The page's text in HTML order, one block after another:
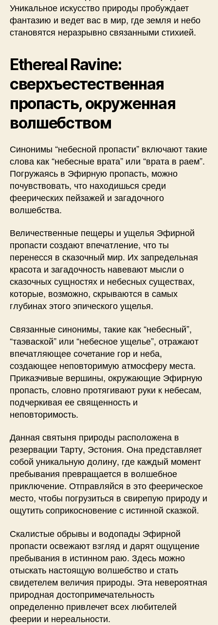
Уникальное искусство природы пробуждает
фантазию и ведет вас в мир, где земля и небо
становятся неразрывно связанными стихией.
Ethereal Ravine:
сверхъестественная
пропасть, окруженная
волшебством
Синонимы “небесной пропасти” включают такие
слова как “небесные врата” или “врата в раем”.
Погружаясь в Эфирную пропасть, можно
почувствовать, что находишься среди
феерических пейзажей и загадочного
волшебства.
Величественные пещеры и ущелья Эфирной
пропасти создают впечатление, что ты
перенесся в сказочный мир. Их запредельная
красота и загадочность навевают мысли о
сказочных сущностях и небесных существах,
которые, возможно, скрываются в самых
глубинах этого эпического ущелья.
Связанные синонимы, такие как “небесный”,
“таэваской” или “небесное ущелье”, отражают
впечатляющее сочетание гор и неба,
создающее неповторимую атмосферу места.
Приказчивые вершины, окружающие Эфирную
пропасть, словно протягивают руки к небесам,
подчеркивая ее священность и
неповторимость.
Данная святыня природы расположена в
резервации Тарту, Эстония. Она представляет
собой уникальную долину, где каждый момент
пребывания превращается в волшебное
приключение. Отправляйся в это феерическое
место, чтобы погрузиться в свирепую природу и
ощутить соприкосновение с истинной сказкой.
Скалистые обрывы и водопады Эфирной
пропасти освежают взгляд и дарят ощущение
пребывания в истинном раю. Здесь можно
отыскать настоящую волшебство и стать
свидетелем величия природы. Эта невероятная
природная достопримечательность
определенно привлечет всех любителей
феерии и нереальности.